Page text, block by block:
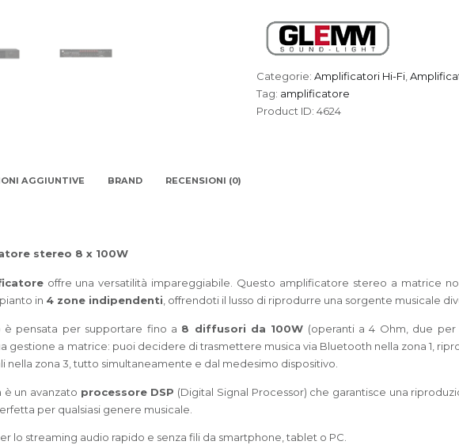
Categorie: Amplificatori Hi-Fi
Tag: amplificatore
Product ID: 4624
AGGIUNTIVE BRAND RECENSIONI (0)
stereo 8 x 100W
offre una versatilità impareggiabile. Questo amplificatore stereo a matrice
in 4 zone indipendenti , offrendoti il lusso di riprodurre una sorgente musicale
è pensata per supportare fino a 8 diffusori da 100W (operanti a 4 Ohm, due
gestione a matrice: puoi decidere di trasmettere musica via Bluetooth nella zona 1,
nella zona 3, tutto simultaneamente e dal medesimo dispositivo.
è un avanzato processore DSP (Digital Signal Processor) che garantisce una
per qualsiasi genere musicale.
lo streaming audio rapido e senza fili da smartphone, tablet o PC.